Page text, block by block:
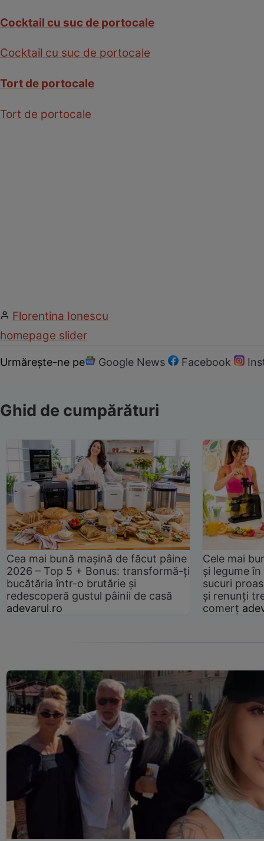
Cocktail cu suc de portocale
Cocktail cu suc de portocale
Tort de portocale
Tort de portocale
Florentina Ionescu
homepage slider
Urmărește-ne pe Google News Facebook
Ghid de cumpărături
Cea mai bună mașină de făcut pâine
2026 – Top 5 + Bonus: transformă-ți
bucătăria într-o brutărie și
redescoperă gustul pâinii de casă
adevarul.ro
Cele mai
și legume
sucuri
și renunți
comerț